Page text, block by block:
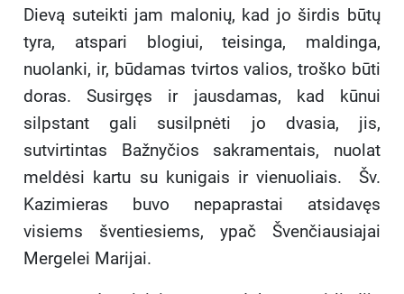
Dievą suteikti jam malonių, kad jo širdis būtų
tyra, atspari blogiui, teisinga, maldinga,
nuolanki, ir, būdamas tvirtos valios, troško būti
doras. Susirgęs ir jausdamas, kad kūnui
silpstant gali susilpnėti jo dvasia, jis,
sutvirtintas Bažnyčios sakramentais, nuolat
meldėsi kartu su kunigais ir vienuoliais. Šv.
Kazimieras buvo nepaprastai atsidavęs
visiems šventiesiems, ypač Švenčiausiajai
Mergelei Marijai.